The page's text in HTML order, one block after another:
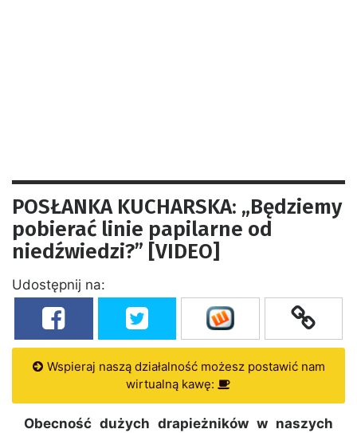
POSŁANKA KUCHARSKA: „Będziemy
pobierać linie papilarne od
niedźwiedzi?” [VIDEO]
Udostępnij na:
Wspieraj naszą działalność możesz postawić nam
wirtualną kawę:
Obecność dużych drapieżników w naszych